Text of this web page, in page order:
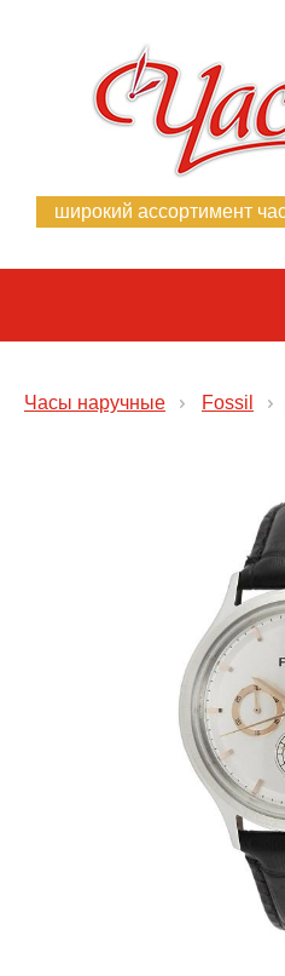
широкий ассортимент
Часы наручные Fossil